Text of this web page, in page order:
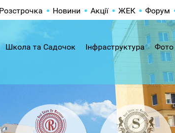
Розстрочка Новини Акції ЖЕК Форум
Школа та Садочок Інфраструктура Фото